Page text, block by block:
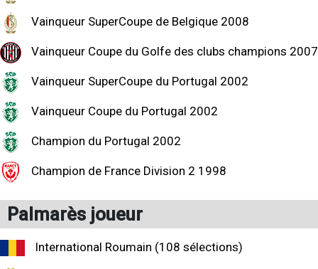
Vainqueur SuperCoupe de Belgique 2008
Vainqueur Coupe du Golfe des clubs champions 2007
Vainqueur SuperCoupe du Portugal 2002
Vainqueur Coupe du Portugal 2002
Champion du Portugal 2002
Champion de France Division 2 1998
Palmarès joueur
International Roumain (108 sélections)